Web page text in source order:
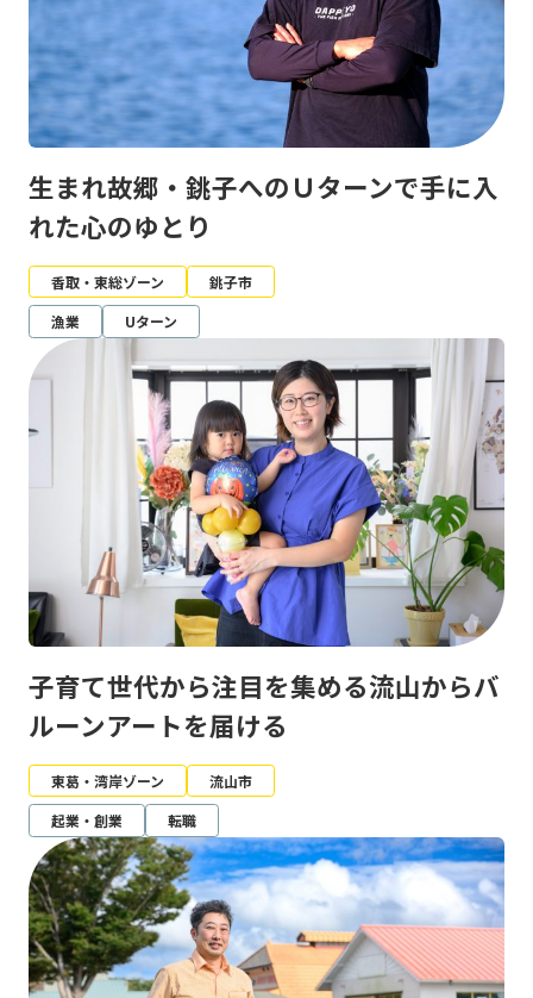
生まれ故郷・銚子へのＵターンで手に入
れた心のゆとり
香取・東総ゾーン
銚子市
漁業
Uターン
子育て世代から注目を集める流山からバ
ルーンアートを届ける
東葛・湾岸ゾーン
流山市
起業・創業
転職